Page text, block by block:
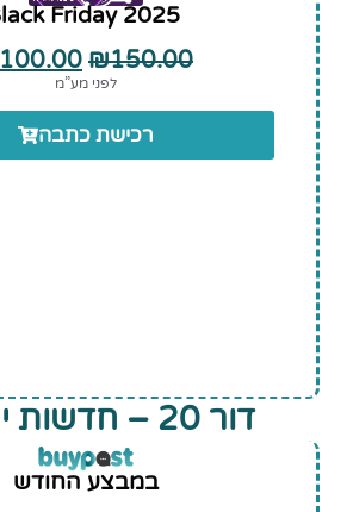
Black Friday 2025
₪150.00
100.00
לפני מע”מ
רכישת כתבה
דור 20 – חדשות ישראל
במבצע החודש